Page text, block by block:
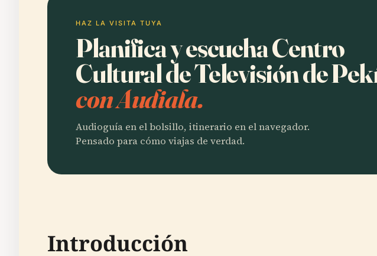
HAZ LA VISITA TUYA
Planifica y escucha Centro
Cultural de Televisión de
con Audiala.
Audioguía en el bolsillo, itinerario en el navegador.
Pensado para cómo viajas de verdad.
Introducción